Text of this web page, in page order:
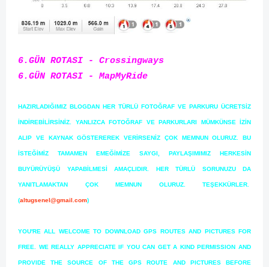
6.GÜN ROTASI - Crossingways
6.GÜN ROTASI - MapMyRide
HAZIRLADIĞIMIZ BLOGDAN HER TÜRLÜ FOTOĞRAF VE PARKURU ÜCRETSİZ
İNDİREBİLİRSİNİZ. YANLIZCA FOTOĞRAF VE PARKURLARI MÜMKÜNSE İZİN
ALIP VE KAYNAK GÖSTEREREK VERİRSENİZ ÇOK MEMNUN OLURUZ. BU
İSTEĞİMİZ TAMAMEN EMEĞİMİZE SAYGI, PAYLAŞIMIMIZ HERKESİN
BUYÜRÜYÜŞÜ YAPABİLMESİ AMAÇLIDIR. HER TÜRLÜ SORUNUZU DA
YANITLAMAKTAN ÇOK MEMNUN OLURUZ. TEŞEKKÜRLER.
(altugsenel@gmail.com)
YOU'RE ALL WELCOME TO DOWNLOAD GPS ROUTES AND PICTURES FOR
FREE. WE REALLY APPRECIATE IF YOU CAN GET A KIND PERMISSION AND
PROVIDE THE SOURCE OF THE GPS ROUTE AND PICTURES BEFORE